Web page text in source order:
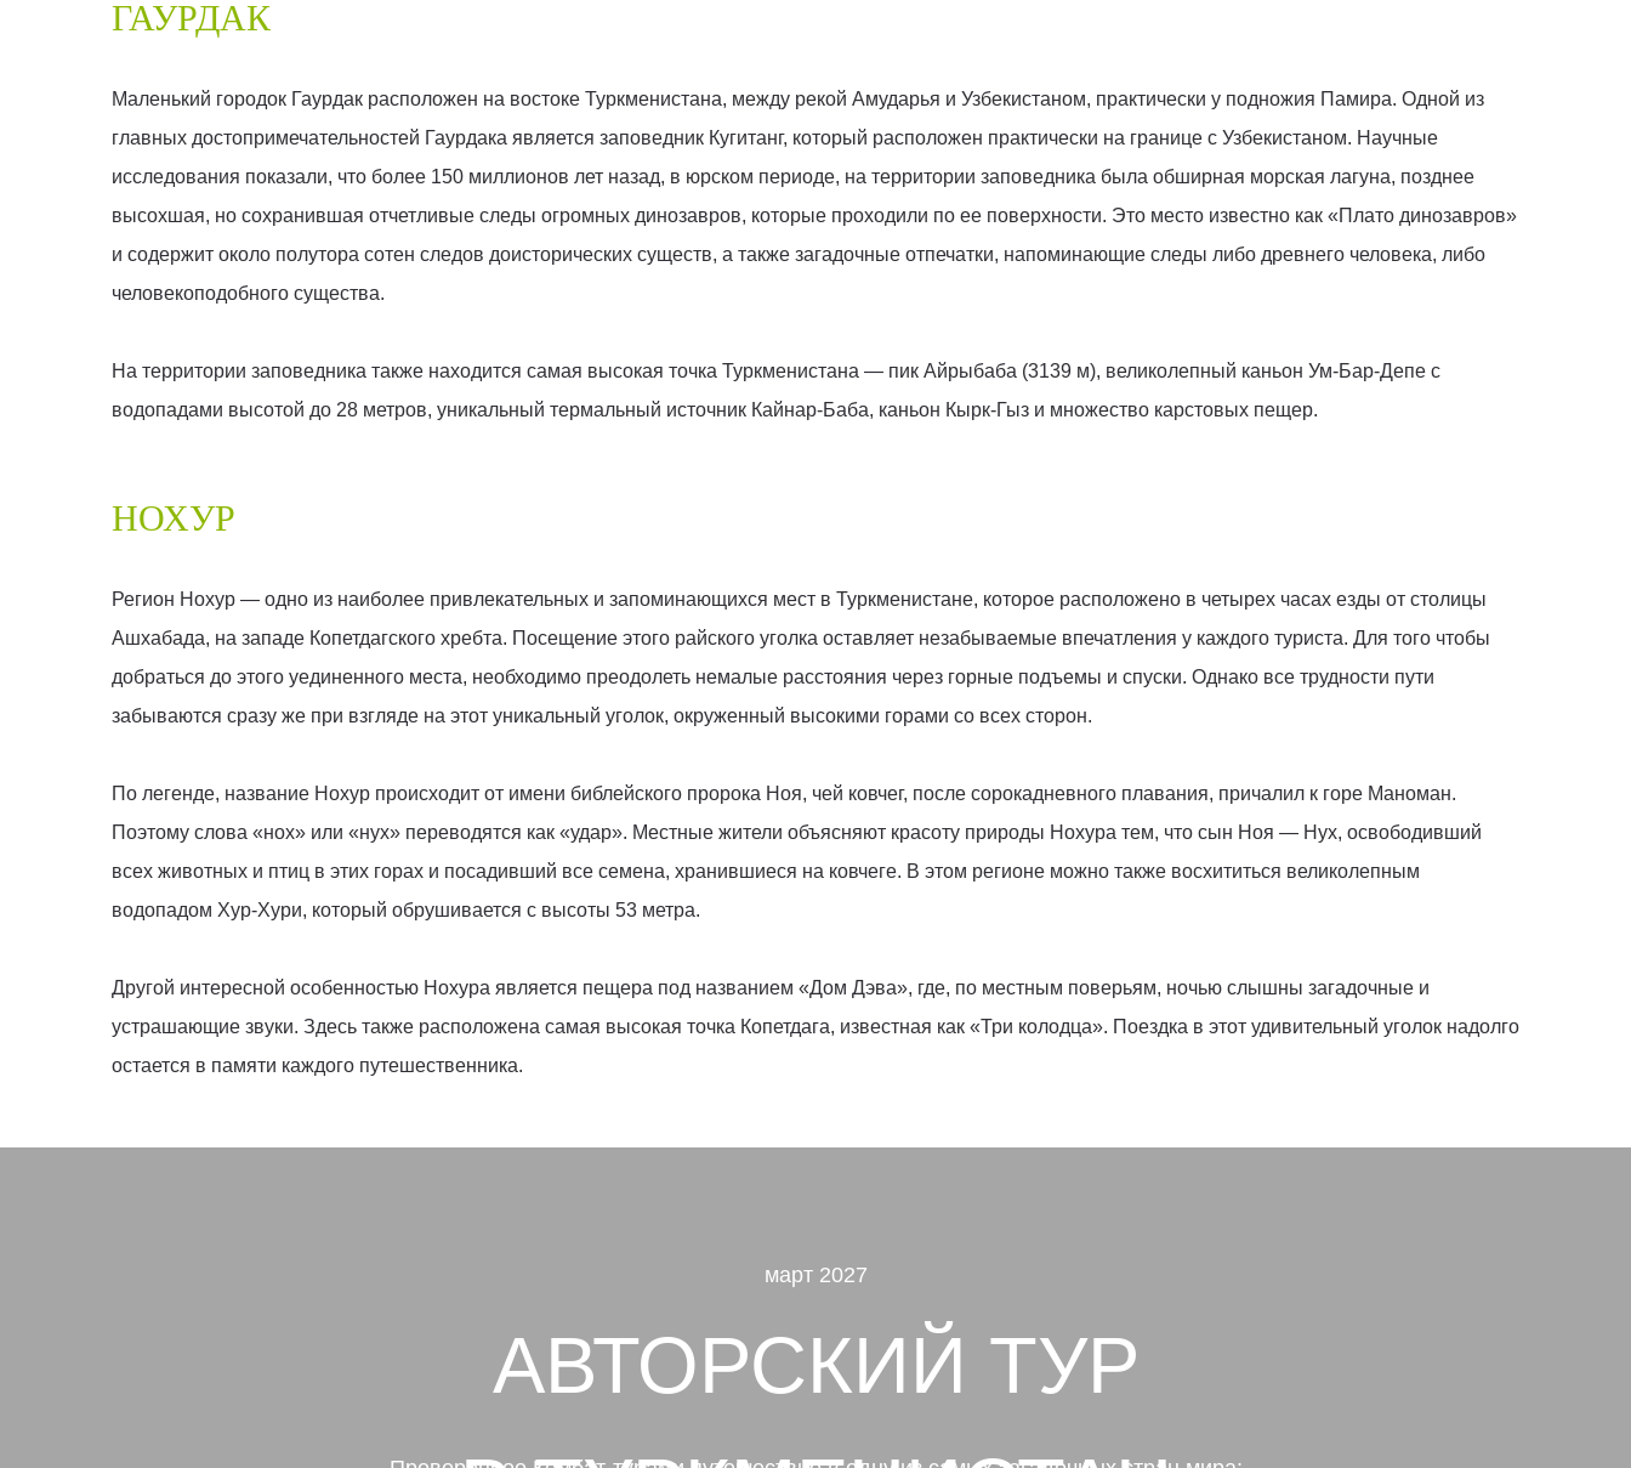
ГАУРДАК
Маленький городок Гаурдак расположен на востоке Туркменистана, между рекой Амударья и Узбекистаном, практически у подножия Памира. Одной из
главных достопримечательностей Гаурдака является заповедник Кугитанг, который расположен практически на границе с Узбекистаном. Научные
исследования показали, что более 150 миллионов лет назад, в юрском периоде, на территории заповедника была обширная морская лагуна, позднее
высохшая, но сохранившая отчетливые следы огромных динозавров, которые проходили по ее поверхности. Это место известно как «Плато динозавров»
и содержит около полутора сотен следов доисторических существ, а также загадочные отпечатки, напоминающие следы либо древнего человека, либо
человекоподобного существа.
На территории заповедника также находится самая высокая точка Туркменистана — пик Айрыбаба (3139 м), великолепный каньон Ум-Бар-Депе с
водопадами высотой до 28 метров, уникальный термальный источник Кайнар-Баба, каньон Кырк-Гыз и множество карстовых пещер.
НОХУР
Регион Нохур — одно из наиболее привлекательных и запоминающихся мест в Туркменистане, которое расположено в четырех часах езды от столицы
Ашхабада, на западе Копетдагского хребта. Посещение этого райского уголка оставляет незабываемые впечатления у каждого туриста. Для того чтобы
добраться до этого уединенного места, необходимо преодолеть немалые расстояния через горные подъемы и спуски. Однако все трудности пути
забываются сразу же при взгляде на этот уникальный уголок, окруженный высокими горами со всех сторон.
По легенде, название Нохур происходит от имени библейского пророка Ноя, чей ковчег, после сорокадневного плавания, причалил к горе Маноман.
Поэтому слова «нох» или «нух» переводятся как «удар». Местные жители объясняют красоту природы Нохура тем, что сын Ноя — Нух, освободивший
всех животных и птиц в этих горах и посадивший все семена, хранившиеся на ковчеге. В этом регионе можно также восхититься великолепным
водопадом Хур-Хури, который обрушивается с высоты 53 метра.
Другой интересной особенностью Нохура является пещера под названием «Дом Дэва», где, по местным поверьям, ночью слышны загадочные и
устрашающие звуки. Здесь также расположена самая высокая точка Копетдага, известная как «Три колодца». Поездка в этот удивительный уголок надолго
остается в памяти каждого путешественника.
АВТОРСКИЙ ТУР
март 2027